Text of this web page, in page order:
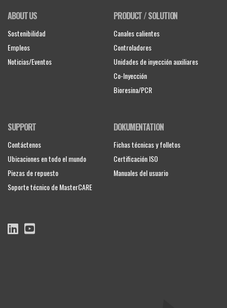
ABOUT US
Sostenibilidad
Empleos
Noticias/Eventos
SUPPORT
Contáctenos
Ubicaciones en todo el mundo
Piezas de repuesto
Soporte técnico de MasterCARE
PRODUCT / SOLUTION
Canales calientes
Controladores
Unidades de inyección auxiliares
Co-Inyección
Bioresina/PCR
DOKUMENTATION
Fichas técnicas y folletos
Certificación ISO
Manuales del usuario